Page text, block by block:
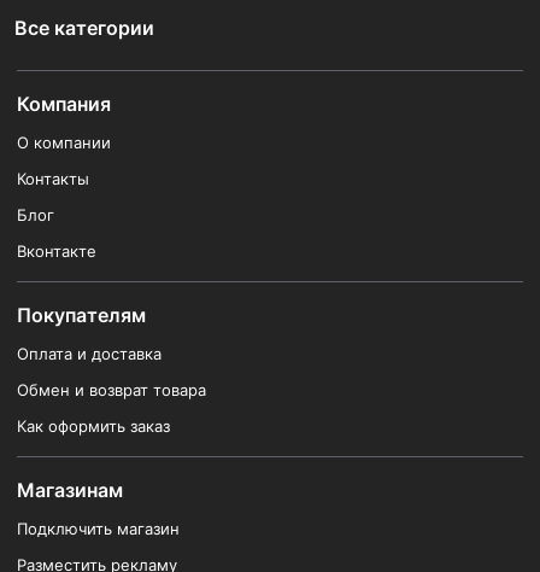
Все категории
Компания
О компании
Контакты
Блог
Вконтакте
Покупателям
Оплата и доставка
Обмен и возврат товара
Как оформить заказ
Магазинам
Подключить магазин
Разместить рекламу